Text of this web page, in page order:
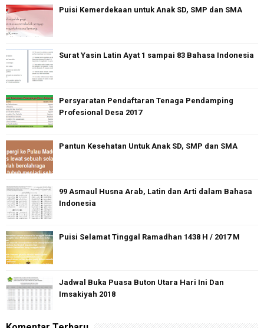
Puisi Kemerdekaan untuk Anak SD, SMP dan SMA
Surat Yasin Latin Ayat 1 sampai 83 Bahasa Indonesia
Persyaratan Pendaftaran Tenaga Pendamping
Profesional Desa 2017
Pantun Kesehatan Untuk Anak SD, SMP dan SMA
99 Asmaul Husna Arab, Latin dan Arti dalam Bahasa
Indonesia
Puisi Selamat Tinggal Ramadhan 1438 H / 2017 M
Jadwal Buka Puasa Buton Utara Hari Ini Dan
Imsakiyah 2018